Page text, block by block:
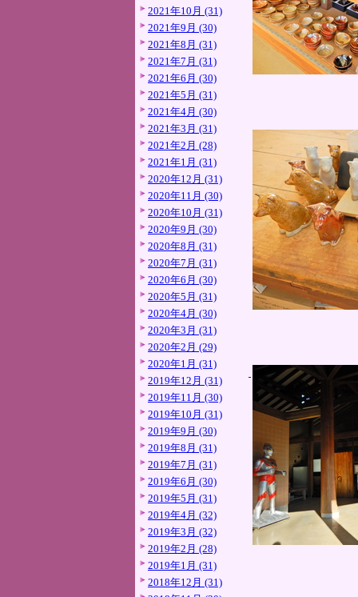
2021年10月 (31)
2021年9月 (30)
2021年8月 (31)
2021年7月 (31)
2021年6月 (30)
2021年5月 (31)
2021年4月 (30)
2021年3月 (31)
2021年2月 (28)
2021年1月 (31)
2020年12月 (31)
2020年11月 (30)
2020年10月 (31)
2020年9月 (30)
2020年8月 (31)
2020年7月 (31)
2020年6月 (30)
2020年5月 (31)
2020年4月 (30)
2020年3月 (31)
2020年2月 (29)
2020年1月 (31)
2019年12月 (31)
2019年11月 (30)
2019年10月 (31)
2019年9月 (30)
2019年8月 (31)
2019年7月 (31)
2019年6月 (30)
2019年5月 (31)
2019年4月 (32)
2019年3月 (32)
2019年2月 (28)
2019年1月 (31)
2018年12月 (31)